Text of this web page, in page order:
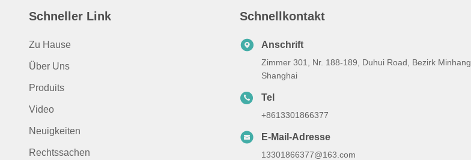
Schneller Link
Zu Hause
Über Uns
Produits
Video
Neuigkeiten
Rechtssachen
Schnellkontakt
Anschrift
Zimmer 301, Nr. 188-189, Duhui Road, Bezirk Minhang,
Shanghai
Tel
+8613301866377
E-Mail-Adresse
13301866377@163.com